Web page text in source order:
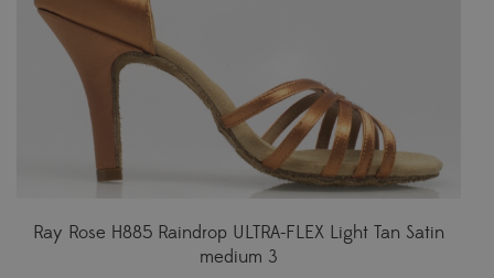
Ray Rose H885 Raindrop ULTRA-FLEX Light Tan Satin
medium 3